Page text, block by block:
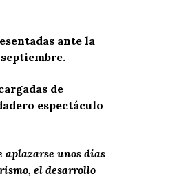
ante la
de
espectáculo
aplazarse unos días
el desarrollo